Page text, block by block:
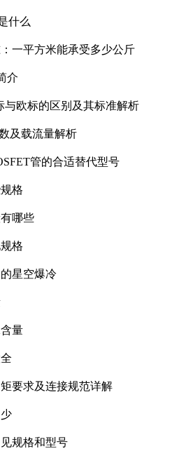
什么
一平方米能承受多少公斤
介
与欧标的区别及其标准解析
及载流量解析
管的合适替代型号
格
哪些
格
星空爆冷
量
要求及连接规范详解
规格和型号